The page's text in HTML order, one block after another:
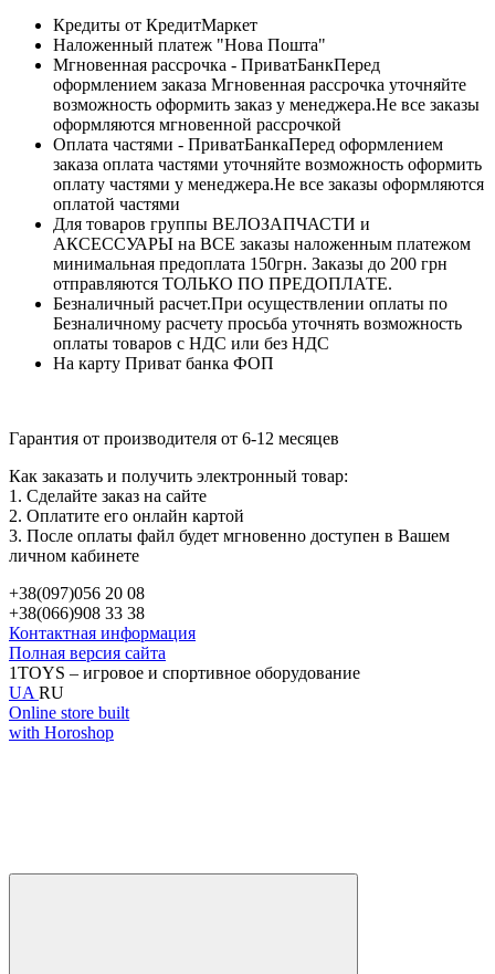
Кредиты от КредитМаркет
Наложенный платеж "Нова Пошта"
Мгновенная рассрочка - ПриватБанкПеред
оформлением заказа Мгновенная рассрочка уточняйте
возможность оформить заказ у менеджера.Не все заказы
оформляются мгновенной рассрочкой
Оплата частями - ПриватБанкаПеред оформлением
заказа оплата частями уточняйте возможность оформить
оплату частями у менеджера.Не все заказы оформляются
оплатой частями
Для товаров группы ВЕЛОЗАПЧАСТИ и
АКСЕССУАРЫ на ВСЕ заказы наложенным платежом
минимальная предоплата 150грн. Заказы до 200 грн
отправляются ТОЛЬКО ПО ПРЕДОПЛАТЕ.
Безналичный расчет.При осуществлении оплаты по
Безналичному расчету просьба уточнять возможность
оплаты товаров с НДС или без НДС
На карту Приват банка ФОП
Гарантия от производителя от 6-12 месяцев
Как заказать и получить электронный товар:
1. Сделайте заказ на сайте
2. Оплатите его онлайн картой
3. После оплаты файл будет мгновенно доступен в Вашем
личном кабинете
+38(097)056 20 08
+38(066)908 33 38
Контактная информация
Полная версия сайта
1TOYS – игровое и спортивное оборудование
UA RU
Online store built
with Horoshop